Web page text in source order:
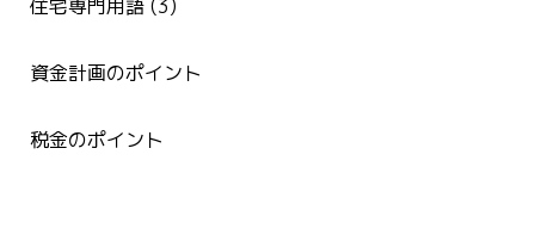
住宅専門用語 (3)
資金計画のポイント
税金のポイント